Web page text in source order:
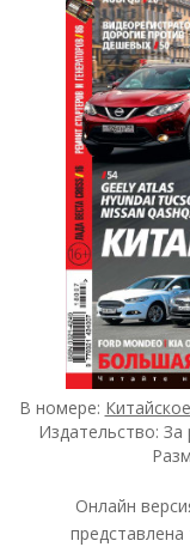
В номере:
Издательство:
Онлайн